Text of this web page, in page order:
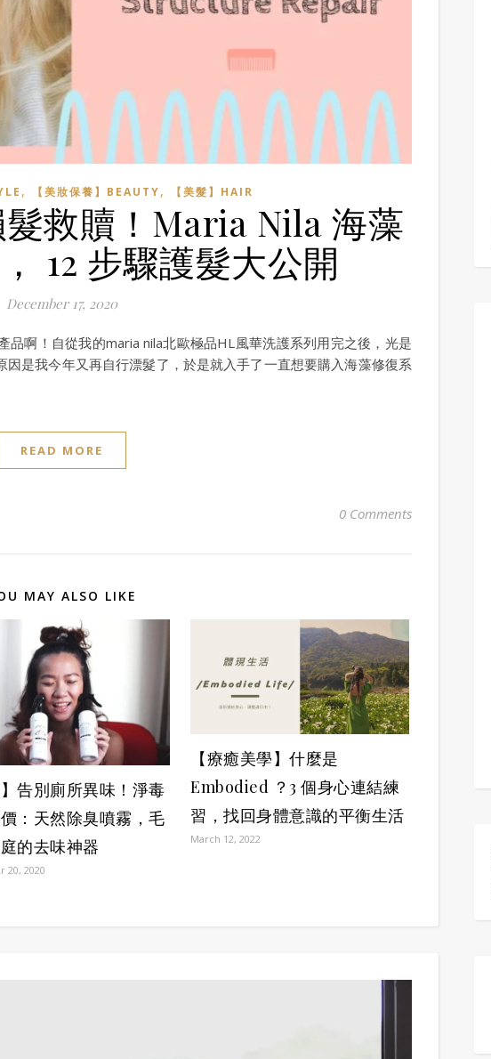
, 【美妝保養】BEAUTY, 【美髮】HAIR
髮救贖！Maria Nila 海藻
12 步驟護髮大公開
December 17, 2020
啊！自從我的maria nila北歐極品HL風華洗護系列用完之後，光是
是我今年又再自行漂髮了，於是就入手了一直想要購入海藻修復系
READ MORE
0 Comments
MAY ALSO LIKE
】告別廁所異味！淨毒
：天然除臭噴霧，毛
的去味神器
20, 2020
【療癒美學】什麼是
Embodied ？3 個身心連結練
習，找回身體意識的平衡生活
March 12, 2022